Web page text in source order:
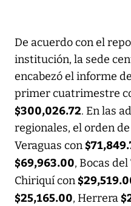
De acuerdo con el
institución, la sede
encabezó el informe
primer cuatrimestre
$300,026.72. En las
regionales, el orden
Veraguas con
$69,963.00, Bocas
Chiriquí con
$25,165.00, Herrera